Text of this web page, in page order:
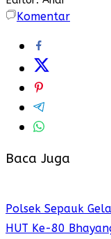
Komentar
Baca Juga
Polsek Sepauk
HUT Ke-80